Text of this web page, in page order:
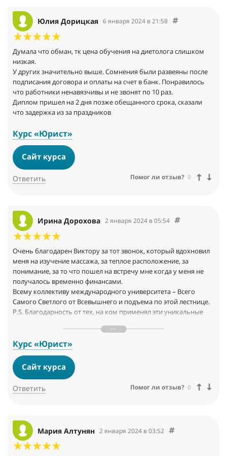
Юлия Дорицкая 6 января 2024 в 21:58
Думала что обман, тк цена обучения на диетолога слишком
низкая.
У других значительно выше. Сомнения были развеяны после
подписания договора и оплаты на счет в банк. Понравилось
что работники ненавязчивы и не звонят по 10 раз.
Диплом пришел на 2 дня позже обещанного срока, сказали
что задержка из за праздников
Курс «Юрист»
Сайт курса
Ответить Помог ли отзыв? 0
Ирина Дорохова 2 января 2024 в 05:54
Очень благодарен Виктору за тот звонок, который вдохновил
меня на изучение массажа, за теплое расположение, за
понимание, за то что пошел на встречу мне когда у меня не
получалось временно финансами.
Всему коллективу международного университета – Всего
Самого Светлого от Всевышнего и подъема по этой лестнице.
P.S. Благодарность от тех, на ком применял эти уникальные
С искренним уважением к вам, Ирина Дорохова
Курс «Юрист»
Сайт курса
Ответить Помог ли отзыв? 0
Мария Алтунян 2 января 2024 в 03:52